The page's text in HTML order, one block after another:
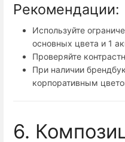
Рекомендации:
Используйте
основных цвета и 1
Проверяйте
При наличии
корпоративным
6.